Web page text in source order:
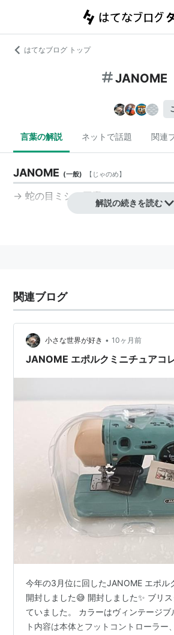
はてなブログ トップ
JANOME
言葉の解説 ネットで話題 関連
JANOME (一般) 【 じゃのめ】
→蛇の目ミシン工業
解説の続きを読む
関連ブログ
小さな世界が好き • 10ヶ月前
JANOME エポルクミニチュアコ
今年の3月位に回したJANOME エポル
開封しました😅 開封しました✨ ブリ
ていました。 カラーはヴィンテージブ
ト内容は本体とフットコントローラー